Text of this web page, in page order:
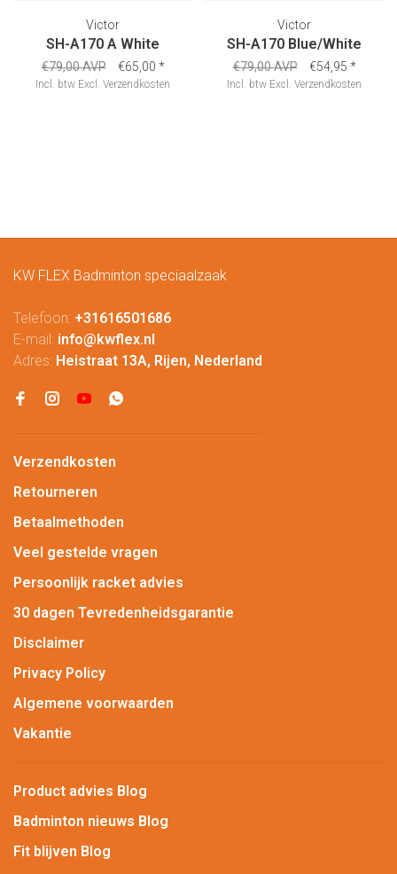
Victor
SH-A170 A White
€79,00 AVP €65,00 *
Incl. btw Excl. Verzendkosten
Victor
SH-A170 Blue/White
€79,00 AVP €54,95 *
Incl. btw Excl. Verzendkosten
KW FLEX Badminton speciaalzaak
Telefoon: +31616501686
E-mail: info@kwflex.nl
Adres: Heistraat 13A, Rijen, Nederland
Verzendkosten
Retourneren
Betaalmethoden
Veel gestelde vragen
Persoonlijk racket advies
30 dagen Tevredenheidsgarantie
Disclaimer
Privacy Policy
Algemene voorwaarden
Vakantie
Product advies Blog
Badminton nieuws Blog
Fit blijven Blog